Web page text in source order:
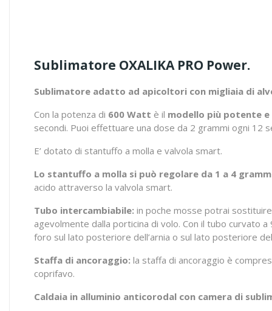
Sublimatore OXALIKA PRO Power.
Sublimatore adatto ad apicoltori con migliaia di
Con la potenza di 600 Watt è il modello più potente e
secondi. Puoi effettuare una dose da 2 grammi ogni 12
E’ dotato di stantuffo a molla e valvola smart.
Lo stantuffo a molla si può regolare da 1 a 4
acido attraverso la valvola smart.
Tubo intercambiabile: in poche mosse potrai
agevolmente dalla porticina di volo. Con il tubo curvato
foro sul lato posteriore dell’arnia o sul lato posteriore
Staffa di ancoraggio: la staffa di ancoraggio è
coprifavo.
Caldaia in alluminio anticorodal con camera di